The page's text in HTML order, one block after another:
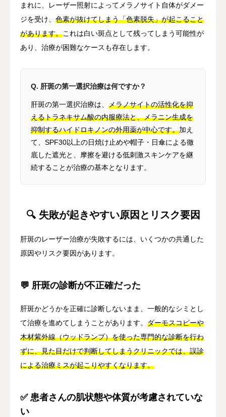
まれに、レーザー照射によってメラノサイト自体がダメー
ジを受け、 色素が抜けてしまう「色素脱失」が起こること
があります。これは白い斑点として残ってしまう可能性が
あり、治療が困難なケースも存在します。
Q. 肝斑の第一選択治療は何ですか？
肝斑の第一選択治療は、 メラノサイトの活性化を抑
えるトラネキサム酸の内服療法と、メラニン生成を
抑制するハイドロキノンの外用薬が中心です。加え
て、SPF30以上の日焼け止めや帽子・日傘による徹
底した遮光と、摩擦を避ける低刺激スキンケアを継
続することが治療の基本となります。
🔍 失敗が起きやすい原因とリスク要因
肝斑のレーザー治療が失敗するには、いくつかの共通した
原因やリスク要因があります。
💬 肝斑の診断が不正確だった
肝斑かどうかを正確に診断しないまま、一般的なシミとし
て治療を進めてしまうことがあります。 ダーモスコピーや
木材紫外線（ウッドランプ）を使った専門的な診断を行わ
ずに、見た目だけで判断してしまうクリニックでは、誤診
による治療ミスが起こりやすくなります。
✅ 患者さんの肌状態や体質が考慮されていな
い